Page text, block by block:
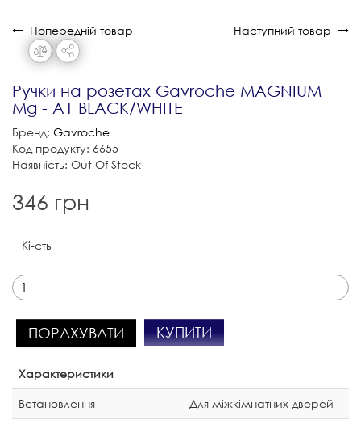
Попередній товар Наступний товар
Ручки на розетах Gavroche MAGNIUM
Mg - A1 BLACK/WHITE
Бренд: Gavroche
Код продукту: 6655
Наявність: Out Of Stock
346 грн
Кі-сть
ПОРАХУВАТИ КУПИТИ
Характеристики
Встановлення
Для міжкімнатних дверей